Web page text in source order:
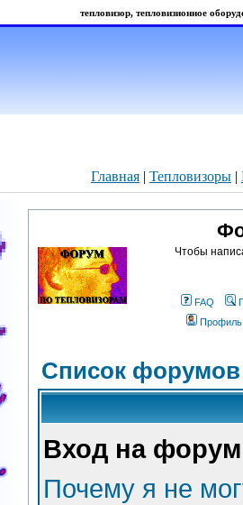
тепловизор, тепловизионное
Главная | Тепловизоры |
Чтобы
FAQ
Профиль
Список
Вход на форум
Почему я не